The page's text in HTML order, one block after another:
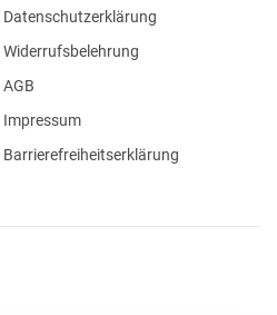
Datenschutzerklärung
Widerrufsbelehrung
AGB
Impressum
Barrierefreiheitserklärung